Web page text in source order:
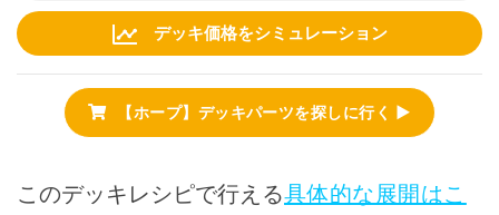
デッキ価格をシミュレーション
【ホープ】デッキパーツを探しに行く ▶
このデッキレシピで行える具体的な展開はこ